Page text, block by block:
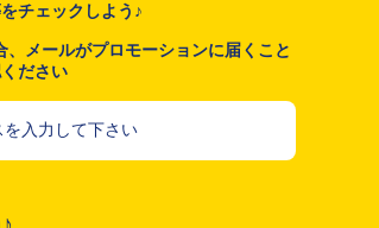
チェックしよう♪
メールがプロモーションに届くこと
ださい
を入力して下さい